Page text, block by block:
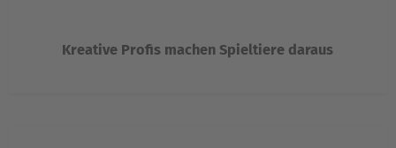
Kreative Profis machen Spieltiere daraus